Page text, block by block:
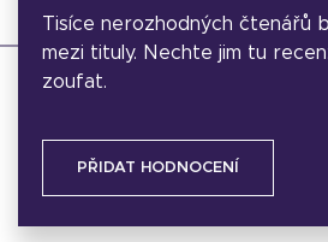
Tisíce nerozhodných čtenářů
mezi tituly. Nechte jim tu
zoufat.
PŘIDAT HODNOCENÍ